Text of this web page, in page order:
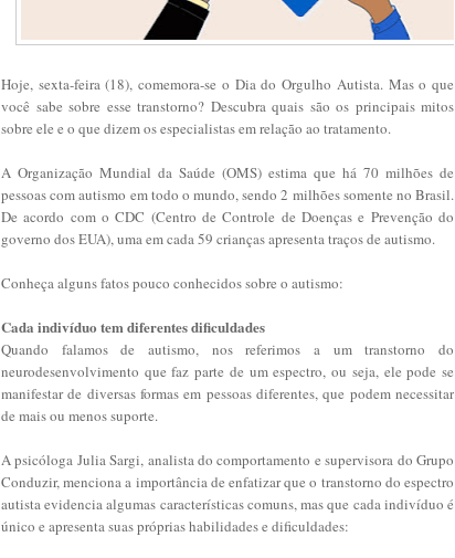
Hoje, sexta-feira (18), comemora-se o Dia do Orgulho Autista. Mas o que
você sabe sobre esse transtorno? Descubra quais são os principais mitos
sobre ele e o que dizem os especialistas em relação ao tratamento.
A Organização Mundial da Saúde (OMS) estima que há 70 milhões de
pessoas com autismo em todo o mundo, sendo 2 milhões somente no Brasil.
De acordo com o CDC (Centro de Controle de Doenças e Prevenção do
governo dos EUA), uma em cada 59 crianças apresenta traços de autismo.
Conheça alguns fatos pouco conhecidos sobre o autismo:
Cada indivíduo tem diferentes dificuldades
Quando falamos de autismo, nos referimos a um transtorno do
neurodesenvolvimento que faz parte de um espectro, ou seja, ele pode se
manifestar de diversas formas em pessoas diferentes, que podem necessitar
de mais ou menos suporte.
A psicóloga Julia Sargi, analista do comportamento e supervisora do Grupo
Conduzir, menciona a importância de enfatizar que o transtorno do espectro
autista evidencia algumas características comuns, mas que cada indivíduo é
único e apresenta suas próprias habilidades e dificuldades: